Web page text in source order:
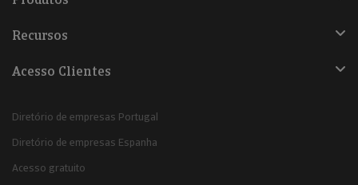
Recursos
Acesso Clientes
Diretório de empresas Portugal
Diretório de empresas Espanha
Acesso gratuito